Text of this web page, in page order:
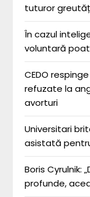
tuturor
În cazul
voluntară
CEDO
refuzate la
avorturi
Universitari
asistată
Boris Cyrulnik:
profunde,